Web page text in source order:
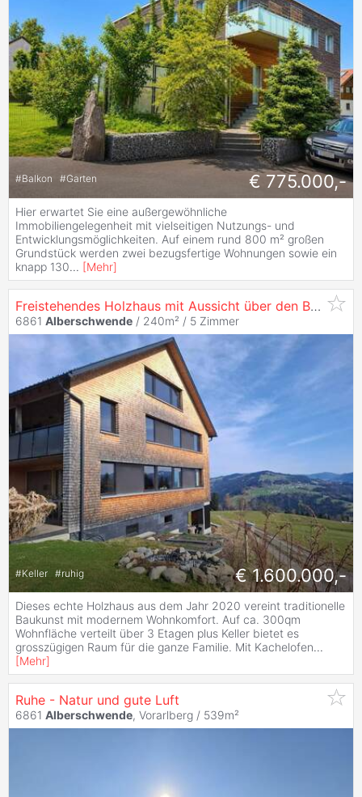
#Balkon #Garten € 775.000,-
Hier erwartet Sie eine außergewöhnliche
Immobiliengelegenheit mit vielseitigen Nutzungs- und
Entwicklungsmöglichkeiten. Auf einem rund 800 m² großen
Grundstück werden zwei bezugsfertige Wohnungen sowie ein
knapp 130... [Mehr]
Freistehendes Holzhaus mit Aussicht über den Bregenzerwald
6861 Alberschwende / 240m² / 5 Zimmer
#Keller #ruhig € 1.600.000,-
Dieses echte Holzhaus aus dem Jahr 2020 vereint traditionelle
Baukunst mit modernem Wohnkomfort. Auf ca. 300qm
Wohnfläche verteilt über 3 Etagen plus Keller bietet es
grosszügigen Raum für die ganze Familie. Mit Kachelofen...
[Mehr]
Ruhe - Natur und gute Luft
6861 Alberschwende, Vorarlberg / 539m²